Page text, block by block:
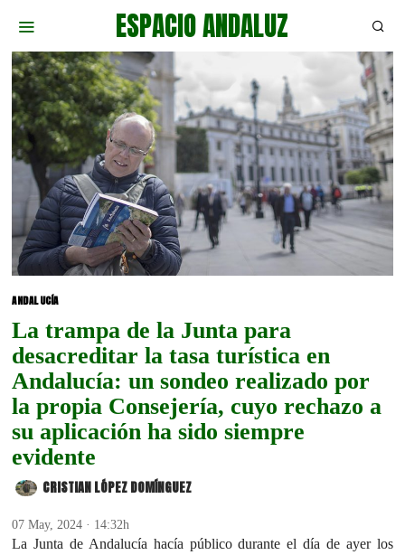
ESPACIO ANDALUZ
ANDALUCÍA
La trampa de la Junta para
desacreditar la tasa turística en
Andalucía: un sondeo realizado por
la propia Consejería, cuyo rechazo a
su aplicación ha sido siempre
evidente
CRISTIAN LÓPEZ DOMÍNGUEZ
07 May, 2024 · 14:32h
La Junta de Andalucía hacía público durante el día de ayer los